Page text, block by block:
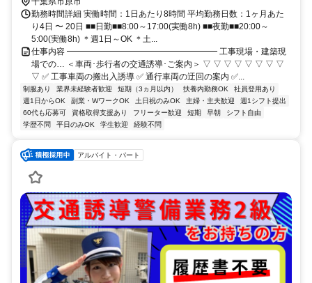
勤務時間詳細 実働時間：1日あたり8時間 平均勤務日数：1ヶ月あた
り4日 〜 20日 ■■日勤■■8:00～17:00(実働8h) ■■夜勤■■20:00～
5:00(実働8h) ＊週1日～OK ＊土...
仕事内容 ━━━━━━━━━━━━━━━━━━ 工事現場・建築現
場での… ＜車両･歩行者の交通誘導･ご案内＞ ▽ ▽ ▽ ▽ ▽ ▽ ▽ ▽
▽ ✅ 工事車両の搬出入誘導 ✅ 通行車両の迂回の案内 ✅...
制服あり 業界未経験者歓迎 短期（3ヵ月以内） 扶養内勤務OK
社員登用あり
週1日からOK
副業・WワークOK 土日祝のみOK 主婦・主夫歓迎
週1シフト提出
60代も応募可
資格取得支援あり フリーター歓迎 短期 早朝
シフト自由
学歴不問
平日のみOK 学生歓迎 経験不問
アルバイト・パート